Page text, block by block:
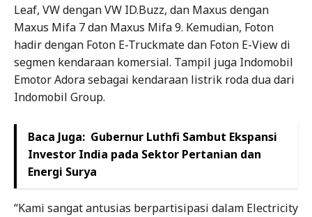
Leaf, VW dengan VW ID.Buzz, dan Maxus dengan
Maxus Mifa 7 dan Maxus Mifa 9. Kemudian, Foton
hadir dengan Foton E-Truckmate dan Foton E-View di
segmen kendaraan komersial. Tampil juga Indomobil
Emotor Adora sebagai kendaraan listrik roda dua dari
Indomobil Group.
Baca Juga: Gubernur Luthfi Sambut Ekspansi
Investor India pada Sektor Pertanian dan
Energi Surya
“Kami sangat antusias berpartisipasi dalam Electricity